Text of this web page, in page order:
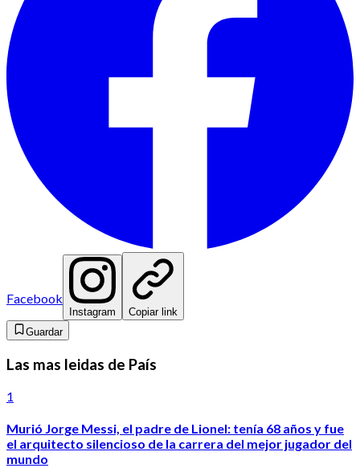
Facebook
Instagram
Copiar link
Guardar
Las mas leidas de País
1
Murió Jorge Messi, el padre de Lionel: tenía 68 años y fue
el arquitecto silencioso de la carrera del mejor jugador del
mundo